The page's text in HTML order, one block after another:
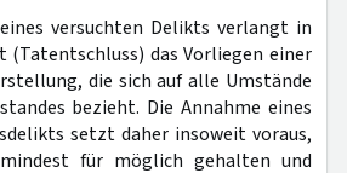
versuchten Delikts verlangt in
(Tatentschluss) das Vorliegen einer
die sich auf alle Umstände
bezieht. Die Annahme eines
setzt daher insoweit voraus,
für möglich gehalten und